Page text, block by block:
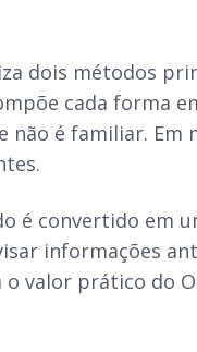
dois métodos
cada forma
é familiar. Em
é convertido em
informações
valor prático do